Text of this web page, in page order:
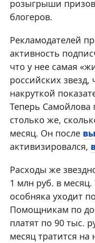
розыгрыши
блогеров.
Рекламодателей
активность
что у нее самая
российских
накруткой
Теперь Самойлова
столько же,
месяц. Он после
активизировался,
Расходы же
1 млн руб. в
особняка уходит
Помощникам по
платят по 90 тыс.
месяц тратится